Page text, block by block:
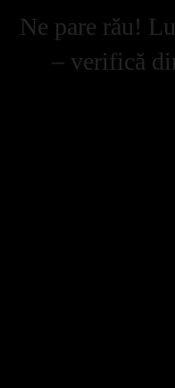
Ne pare rău!
– verifică